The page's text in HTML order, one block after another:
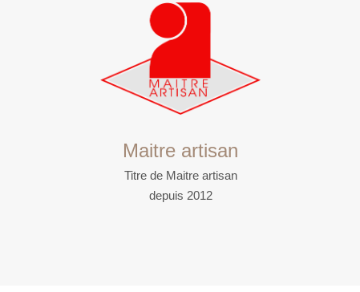
Maitre artisan
Titre de Maitre artisan
depuis 2012